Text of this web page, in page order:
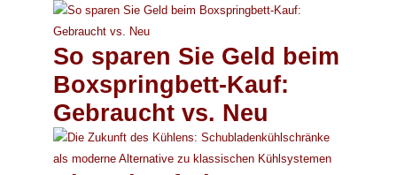
So sparen Sie Geld beim
Boxspringbett-Kauf:
Gebraucht vs. Neu